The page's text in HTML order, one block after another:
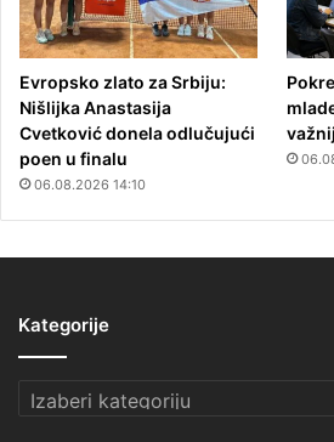
Evropsko zlato za Srbiju:
Nišlijka Anastasija
Cvetković donela odlučujući
poen u finalu
06.08.2026 14:10
Kategorije
Kategorije